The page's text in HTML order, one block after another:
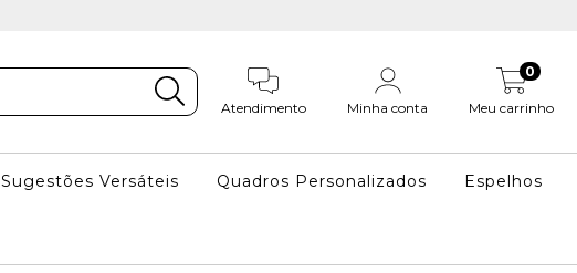
Atendimento Minha conta Meu carrinho
0
Sugestões Versáteis Quadros Personalizados Espelhos